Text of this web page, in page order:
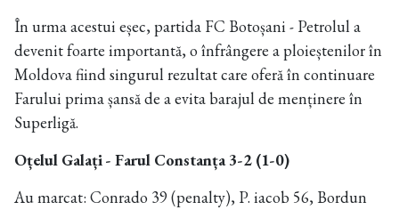
În urma acestui eșec, partida FC Botoșani - Petrolul a
devenit foarte importantă, o înfrângere a ploieștenilor în
Moldova fiind singurul rezultat care oferă în continuare
Farului prima șansă de a evita barajul de menținere în
Superligă.
Oțelul Galați - Farul Constanța 3-2 (1-0)
Au marcat: Conrado 39 (penalty), P. iacob 56, Bordun